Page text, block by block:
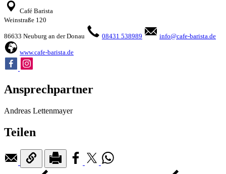
Café Barista
Weinstraße 120
86633 Neuburg an der Donau 08431 538989 info@cafe-barista.de
www.cafe-barista.de
Ansprechpartner
Andreas Lettenmayer
Teilen